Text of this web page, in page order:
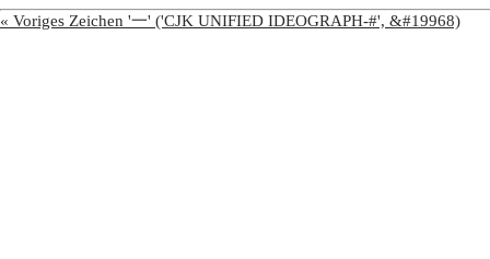
« Voriges Zeichen '一' ('CJK UNIFIED IDEOGRAPH-#', &#19968)